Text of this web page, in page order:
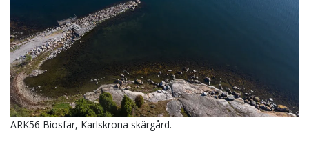
ARK56 Biosfär, Karlskrona skärgård.